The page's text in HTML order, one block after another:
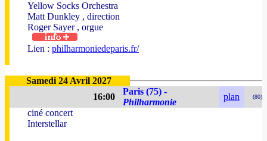
Yellow Socks Orchestra
Matt Dunkley , direction
Roger Sayer , orgue
Lien : philharmoniedeparis.fr/
Samedi 24 Avril 2027
16:00
Paris (75) -
Philharmonie
plan (80)
ciné concert
Interstellar